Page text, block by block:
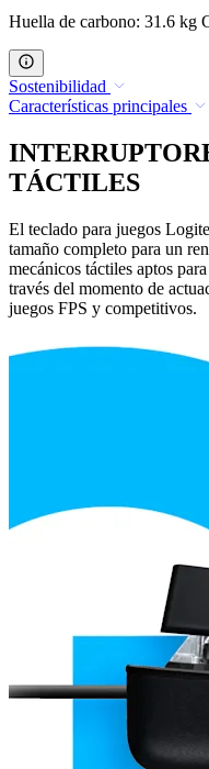
Huella de carbono: 31.6 kg
Sostenibilidad
Características principales
TÁCTILES
El teclado para juegos
tamaño completo para un
mecánicos táctiles aptos
través del momento de
juegos FPS y competitivos.